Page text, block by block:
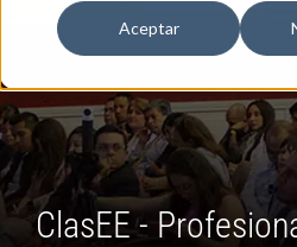
Aceptar
ClasEE -